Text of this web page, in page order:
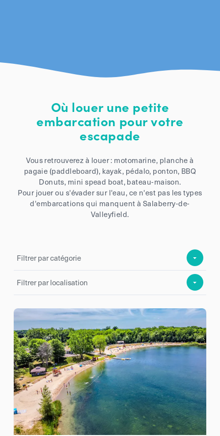
Où louer une petite
embarcation pour votre
escapade
Vous retrouverez à louer : motomarine, planche à
pagaie (paddleboard), kayak, pédalo, ponton, BBQ
Donuts, mini spead boat, bateau-maison.
Pour jouer ou s'évader sur l'eau, ce n'est pas les types
d'embarcations qui manquent à Salaberry-de-
Valleyfield.
Filtrer par catégorie
Filtrer par localisation